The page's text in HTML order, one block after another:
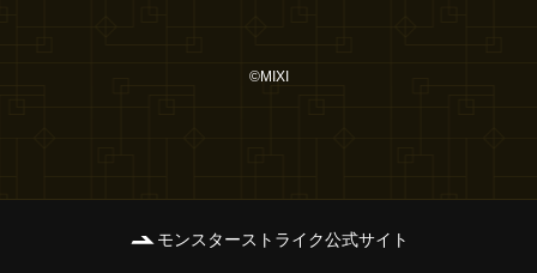
©MIXI
モンスターストライク公式サイト